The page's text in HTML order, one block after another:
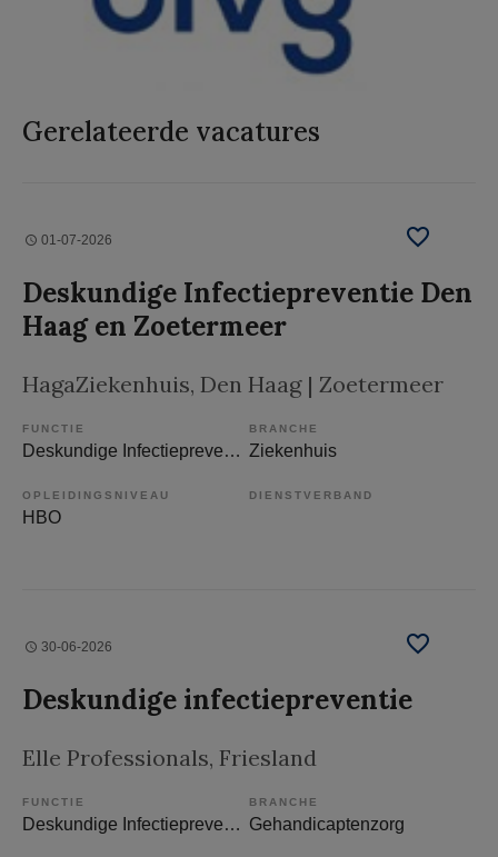
Gerelateerde vacatures
01-07-2026
Deskundige Infectiepreventie Den
Haag en Zoetermeer
HagaZiekenhuis, Den Haag | Zoetermeer
FUNCTIE
Deskundige Infectiepreventie
BRANCHE
Ziekenhuis
OPLEIDINGSNIVEAU
HBO
DIENSTVERBAND
30-06-2026
Deskundige infectiepreventie
Elle Professionals, Friesland
FUNCTIE
Deskundige Infectiepreventie
BRANCHE
Gehandicaptenzorg